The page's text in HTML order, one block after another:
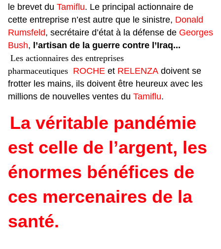
le brevet du Tamiflu. Le principal actionnaire de
cette entreprise n’est autre que le sinistre, Donald
Rumsfeld, secrétaire d’état à la défense de Georges
Bush, l’artisan de la guerre contre l’Iraq...
Les actionnaires des entreprises
pharmaceutiques ROCHE et RELENZA doivent se
frotter les mains, ils doivent être heureux avec les
millions de nouvelles ventes du Tamiflu.
La véritable pandémie
est celle de l’argent, les
énormes bénéfices de
ces mercenaires de la
santé.